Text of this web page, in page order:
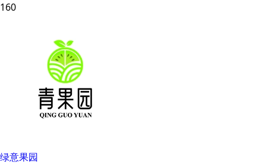
160
绿意果园